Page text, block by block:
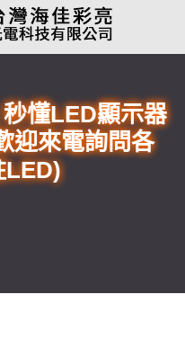
懂LED顯示器
迎來電詢問各
LED)